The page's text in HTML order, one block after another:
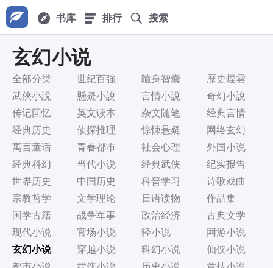
书库 排行 搜索
玄幻小说
全部分类 世紀百強 隨身智囊
歷史煙雲
武俠小說
懸疑小說 言情小說
奇幻小說
传记回忆
英文读本 杂文随笔
经典言情
经典历史
侦探推理 惊悚悬疑
网络玄幻
寓言童话
青春都市 社会心理
外国小说
经典科幻
当代小说 经典武侠
纪实报告
世界历史
中国历史 科普学习
诗歌戏曲
宗教哲学
文学理论 日语读物
作品集
国学古籍
战争军事 政治经济
古典文学
现代小说
官场小说 轻小说
网游小说
玄幻小说
穿越小说 科幻小说
仙侠小说